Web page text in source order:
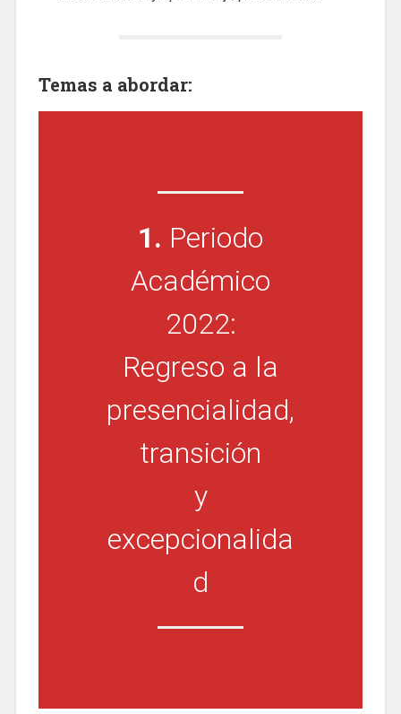
Temas a abordar:
1. Periodo
Académico
2022:
Regreso a la
presencialidad,
transición
y
excepcionalida
d